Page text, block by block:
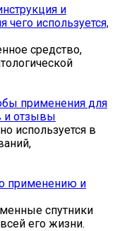
и
используется,
средство,
применения для
и отзывы
используется в
применению и
спутники
его жизни.